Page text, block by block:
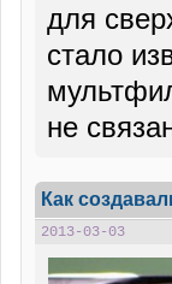
для
стало
не
Как
2013-03-03